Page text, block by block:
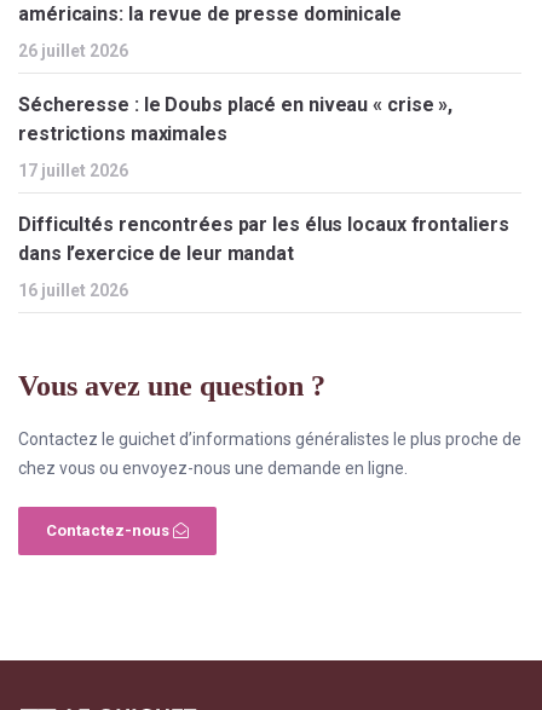
américains: la revue de presse dominicale
26 juillet 2026
Sécheresse : le Doubs placé en niveau « crise »,
restrictions maximales
17 juillet 2026
Difficultés rencontrées par les élus locaux frontaliers
dans l’exercice de leur mandat
16 juillet 2026
Vous avez une question ?
Contactez le guichet d’informations généralistes le plus proche de
chez vous ou envoyez-nous une demande en ligne.
Contactez-nous